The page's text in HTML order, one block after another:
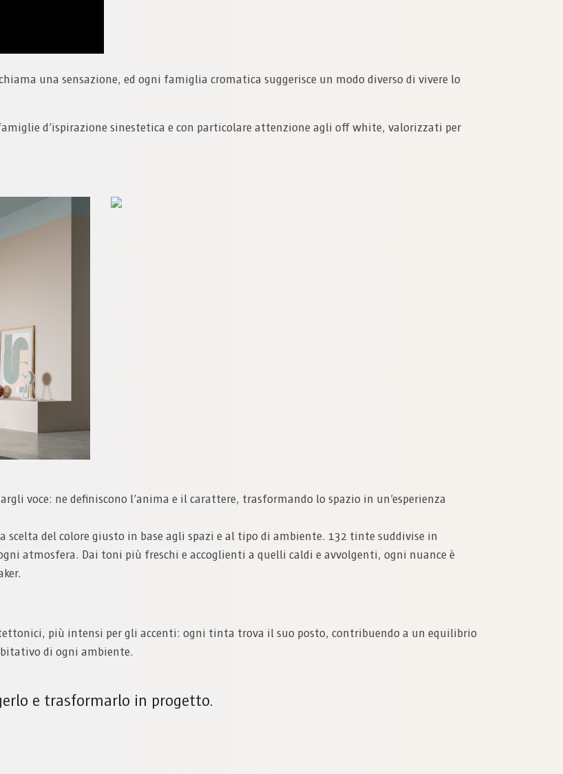
una sensazione, ed ogni famiglia cromatica suggerisce un modo diverso di vivere lo
d’ispirazione sinestetica e con particolare attenzione agli off white, valorizzati per
voce: ne definiscono l’anima e il carattere, trasformando lo spazio in un’esperienza
scelta del colore giusto in base agli spazi e al tipo di ambiente. 132 tinte suddivise in
atmosfera. Dai toni più freschi e accoglienti a quelli caldi e avvolgenti, ogni nuance è
più intensi per gli accenti: ogni tinta trova il suo posto, contribuendo a un equilibrio
di ogni ambiente.
e trasformarlo in progetto.